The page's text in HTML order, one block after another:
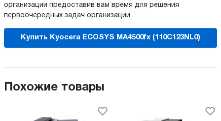
организации предоставив вам время для решения
первоочередных задач организации.
Купить Kyocera ECOSYS MA4500fx (110C123NL0)
Похожие товары